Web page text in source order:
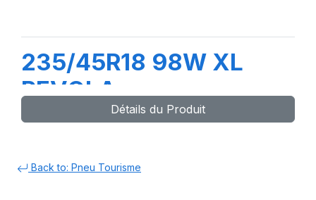
235/45R18 98W XL
REVOLA
Détails du Produit
Back to: Pneu Tourisme